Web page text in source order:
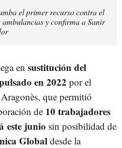
el primer recurso contra el
ambulancias y confirma a Sanir
en sustitución del
en 2022 por el
que permitió
de 10 trabajadores
este junio sin posibilidad de
Globaldesde la